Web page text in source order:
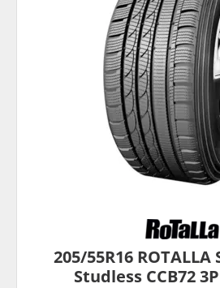
205/55R16 ROTALLA
Studless CCB72